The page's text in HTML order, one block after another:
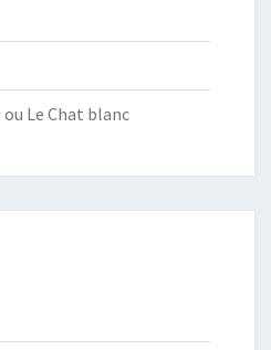
ou Le Chat blanc